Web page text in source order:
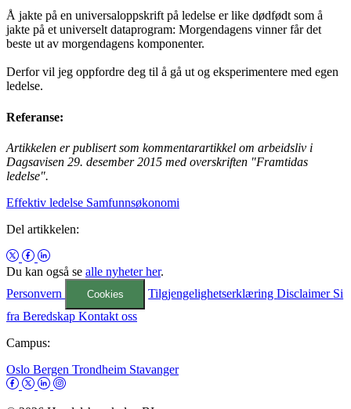
Å jakte på en universaloppskrift på ledelse er like dødfødt som å
jakte på et universelt dataprogram: Morgendagens vinner får det
beste ut av morgendagens komponenter.
Derfor vil jeg oppfordre deg til å gå ut og eksperimentere med egen
ledelse.
Referanse:
Artikkelen er publisert som kommentarartikkel om arbeidsliv i
Dagsavisen 29. desember 2015 med overskriften "Framtidas
ledelse".
Effektiv ledelse Samfunnsøkonomi
Del artikkelen:
Du kan også se alle nyheter her.
Personvern
Cookies TilgjengelighetserklæringDisclaimer Si
fra Beredskap Kontakt oss
Campus:
Oslo Bergen Trondheim Stavanger